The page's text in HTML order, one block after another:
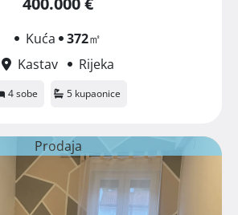
Kuća 372㎡
Kastav
Rijeka
4 sobe 5 kupaonice
Prodaja